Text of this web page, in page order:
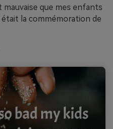
que mes enfants
la commémoration de